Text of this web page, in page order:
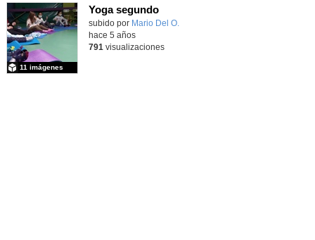
Yoga segundo
subido por Mario Del O.
11 imágenes
hace 5 años
791 visualizaciones